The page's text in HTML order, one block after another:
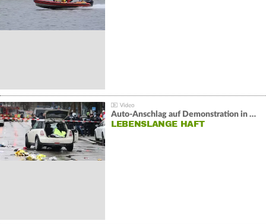
Auto-Anschlag auf Demonstration in München:
LEBENSLANGE HAFT